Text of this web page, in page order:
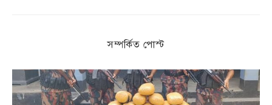
সম্পর্কিত পোস্ট